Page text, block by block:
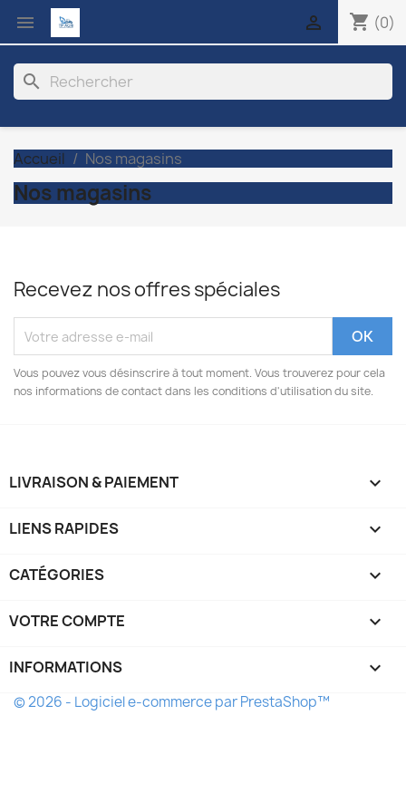
 shopping_cart (0)

search
Accueil Nos magasins
Nos magasins
Recevez nos offres spéciales
Vous pouvez vous désinscrire à tout moment. Vous trouverez pour cela
nos informations de contact dans les conditions d'utilisation du site.
LIVRAISON & PAIEMENT 
LIENS RAPIDES 
CATÉGORIES 
VOTRE COMPTE 
INFORMATIONS keyboard_arrow_down
© 2026 - Logiciel e-commerce par PrestaShop™